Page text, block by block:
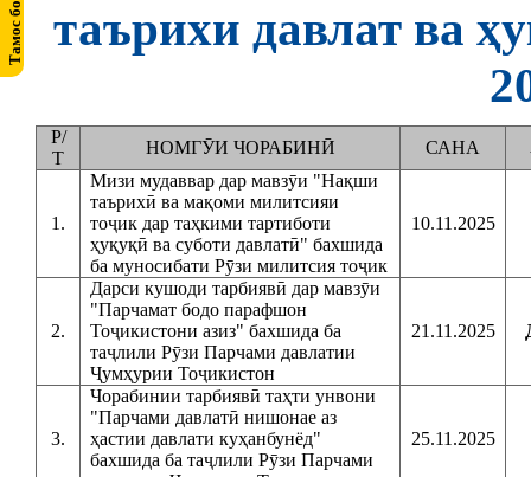
таърихи давлат ва
Р/
Т
НОМГӮИ ЧОРАБИНӢ САНА
1.
Мизи мудаввар дар мавзӯи "Нақши
таърихӣ ва мақоми милитсияи
тоҷик дар таҳкими тартиботи
ҳуқуқӣ ва суботи давлатӣ" бахшида
ба муносибати Рӯзи милитсия тоҷик
10.11.2025
2.
Дарси кушоди тарбиявӣ дар мавзӯи
"Парчамат бодо парафшон
Тоҷикистони азиз" бахшида ба
таҷлили Рӯзи Парчами давлатии
Ҷумҳурии Тоҷикистон
21.11.2025
3.
Чорабинии тарбиявӣ таҳти унвони
"Парчами давлатӣ нишонае аз
ҳастии давлати куҳанбунёд"
бахшида ба таҷлили Рӯзи Парчами
25.11.2025